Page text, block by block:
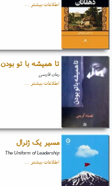
اطلاعات بیشتر ...
تا همیشه با تو بودن
رمان فارسی
اطلاعات بیشتر ...
مسیر یک ژنرال
The Uniform of Leadership
اطلاعات بیشتر ...